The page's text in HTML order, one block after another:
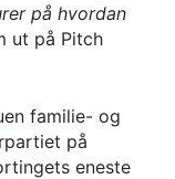
på hvordan
ut på Pitch
familie- og
på
eneste